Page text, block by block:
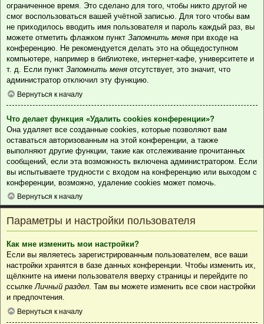
ограниченное время. Это сделано для того, чтобы никто другой не
смог воспользоваться вашей учётной записью. Для того чтобы вам
не приходилось вводить имя пользователя и пароль каждый раз, вы
можете отметить флажком пункт Запомнить меня при входе на
конференцию. Не рекомендуется делать это на общедоступном
компьютере, например в библиотеке, интернет-кафе, университете и
т. д. Если пункт Запомнить меня отсутствует, это значит, что
администратор отключил эту функцию.
Вернуться к началу
Что делает функция «Удалить cookies конференции»?
Она удаляет все созданные cookies, которые позволяют вам
оставаться авторизованным на этой конференции, а также
выполняют другие функции, такие как отслеживание прочитанных
сообщений, если эта возможность включена администратором. Если
вы испытываете трудности с входом на конференцию или выходом с
конференции, возможно, удаление cookies может помочь.
Вернуться к началу
Параметры и настройки пользователя
Как мне изменить мои настройки?
Если вы являетесь зарегистрированным пользователем, все ваши
настройки хранятся в базе данных конференции. Чтобы изменить их,
щёлкните на имени пользователя вверху страницы и перейдите по
ссылкеЛичный раздел. Там вы можете изменить все свои настройки
и предпочтения.
Вернуться к началу